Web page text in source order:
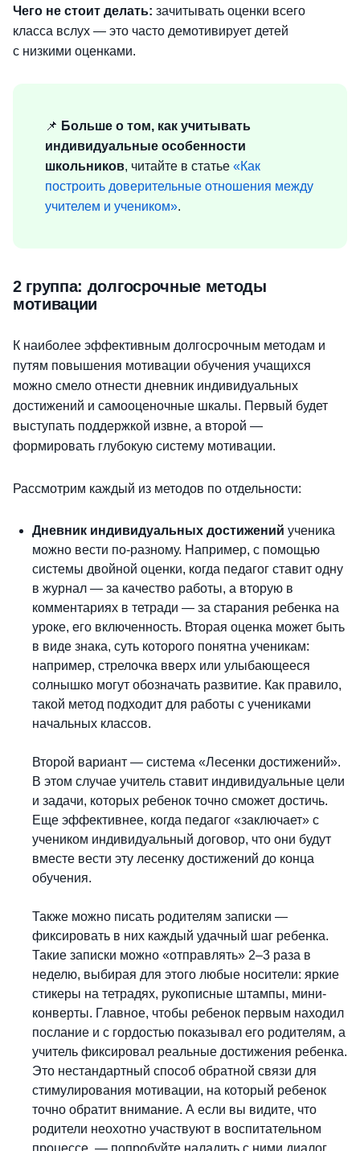
Чего не стоит делать: зачитывать оценки всего
класса вслух — это часто демотивирует детей
с низкими оценками.
📌 Больше о том, как учитывать
индивидуальные особенности
школьников, читайте в статье «Как
построить доверительные отношения между
учителем и учеником».
2 группа: долгосрочные методы
мотивации
К наиболее эффективным долгосрочным методам и
путям повышения мотивации обучения учащихся
можно смело отнести дневник индивидуальных
достижений и самооценочные шкалы. Первый будет
выступать поддержкой извне, а второй —
формировать глубокую систему мотивации.
Рассмотрим каждый из методов по отдельности:
Дневник индивидуальных достижений ученика
можно вести по-разному. Например, с помощью
системы двойной оценки, когда педагог ставит одну
в журнал — за качество работы, а вторую в
комментариях в тетради — за старания ребенка на
уроке, его включенность. Вторая оценка может быть
в виде знака, суть которого понятна ученикам:
например, стрелочка вверх или улыбающееся
солнышко могут обозначать развитие. Как правило,
такой метод подходит для работы с учениками
начальных классов.
Второй вариант — система «Лесенки достижений».
В этом случае учитель ставит индивидуальные цели
и задачи, которых ребенок точно сможет достичь.
Еще эффективнее, когда педагог «заключает» с
учеником индивидуальный договор, что они будут
вместе вести эту лесенку достижений до конца
обучения.
Также можно писать родителям записки —
фиксировать в них каждый удачный шаг ребенка.
Такие записки можно «отправлять» 2–3 раза в
неделю, выбирая для этого любые носители: яркие
стикеры на тетрадях, рукописные штампы, мини-
конверты. Главное, чтобы ребенок первым находил
послание и с гордостью показывал его родителям, а
учитель фиксировал реальные достижения ребенка.
Это нестандартный способ обратной связи для
стимулирования мотивации, на который ребенок
точно обратит внимание. А если вы видите, что
родители неохотно участвуют в воспитательном